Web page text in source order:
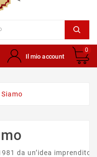
Il mio account
0
Siamo
da un’idea